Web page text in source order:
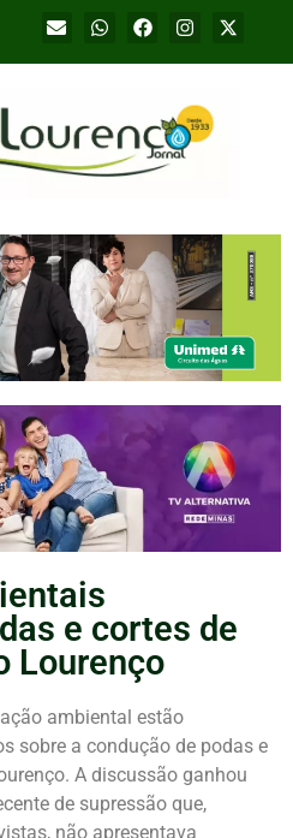
e cortes de
Lourenço
ambiental estão
sobre a condução de podas e
. A discussão ganhou
de supressão que,
não apresentava